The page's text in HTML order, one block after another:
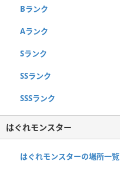
Bランク
Aランク
Sランク
SSランク
SSSランク
はぐれモンスター
はぐれモンスターの場所一覧